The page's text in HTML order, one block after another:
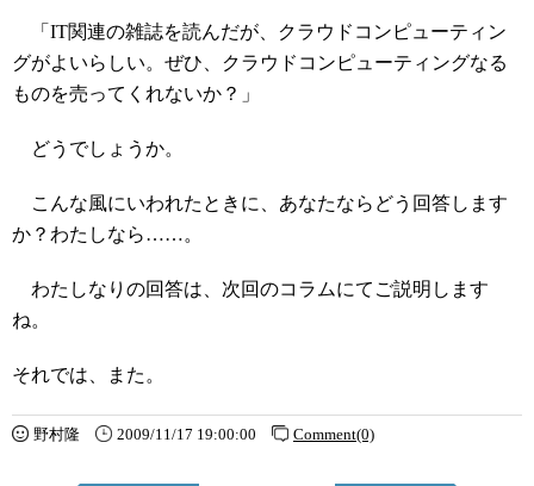
「IT関連の雑誌を読んだが、クラウドコンピューティン
グがよいらしい。ぜひ、クラウドコンピューティングなる
ものを売ってくれないか？」
どうでしょうか。
こんな風にいわれたときに、あなたならどう回答します
か？わたしなら……。
わたしなりの回答は、次回のコラムにてご説明します
ね。
それでは、また。
野村隆 2009/11/17 19:00:00 Comment(0)